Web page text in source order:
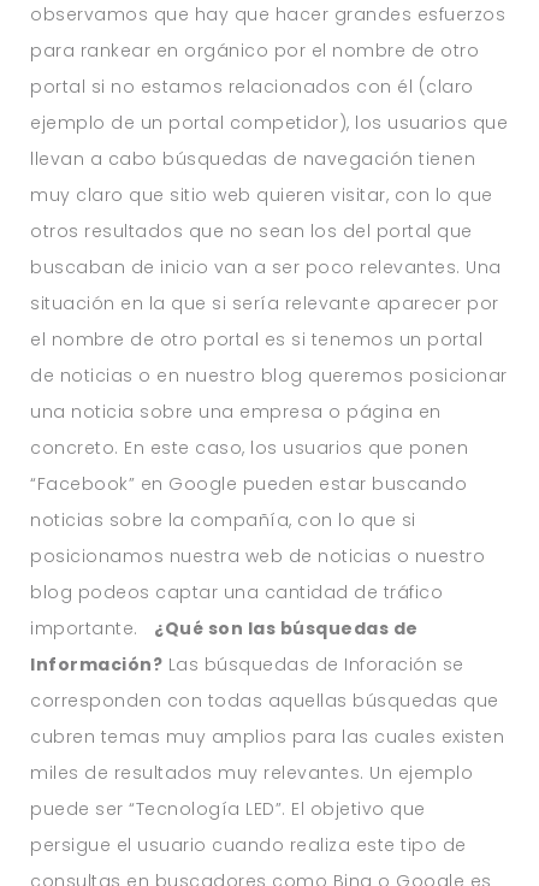
observamos que hay que hacer grandes esfuerzos
para rankear en orgánico por el nombre de otro
portal si no estamos relacionados con él (claro
ejemplo de un portal competidor), los usuarios que
llevan a cabo búsquedas de navegación tienen
muy claro que sitio web quieren visitar, con lo que
otros resultados que no sean los del portal que
buscaban de inicio van a ser poco relevantes. Una
situación en la que si sería relevante aparecer por
el nombre de otro portal es si tenemos un portal
de noticias o en nuestro blog queremos posicionar
una noticia sobre una empresa o página en
concreto. En este caso, los usuarios que ponen
“Facebook” en Google pueden estar buscando
noticias sobre la compañía, con lo que si
posicionamos nuestra web de noticias o nuestro
blog podeos captar una cantidad de tráfico
importante.
¿Qué son las búsquedas de
Información? Las búsquedas de Inforación se
corresponden con todas aquellas búsquedas que
cubren temas muy amplios para las cuales existen
miles de resultados muy relevantes. Un ejemplo
puede ser “Tecnología LED”. El objetivo que
persigue el usuario cuando realiza este tipo de
consultas en buscadores como Bing o Google es